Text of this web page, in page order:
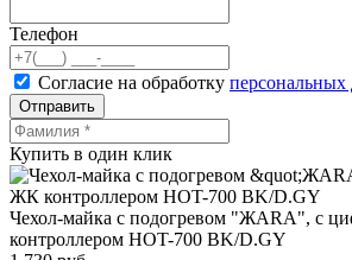
Телефон
Согласие на обработку
Отправить
Купить в один клик
Чехол-майка с подогревом "ЖАRА", с
контроллером HOT-700 BK/D.GY